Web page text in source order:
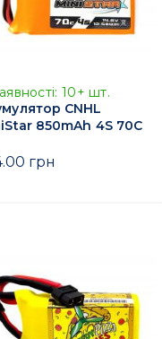
10+ шт.
CNHL
850mAh 4S 70C
грн